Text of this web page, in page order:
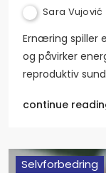
Sara Vujović
Ernæring spiller
og påvirker
reproduktiv
continue
Selvforbedring